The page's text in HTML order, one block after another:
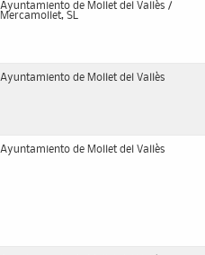
Ayuntamiento de Mollet del Vallès /
Mercamollet, SL
Ayuntamiento de Mollet del Vallès
Ayuntamiento de Mollet del Vallès